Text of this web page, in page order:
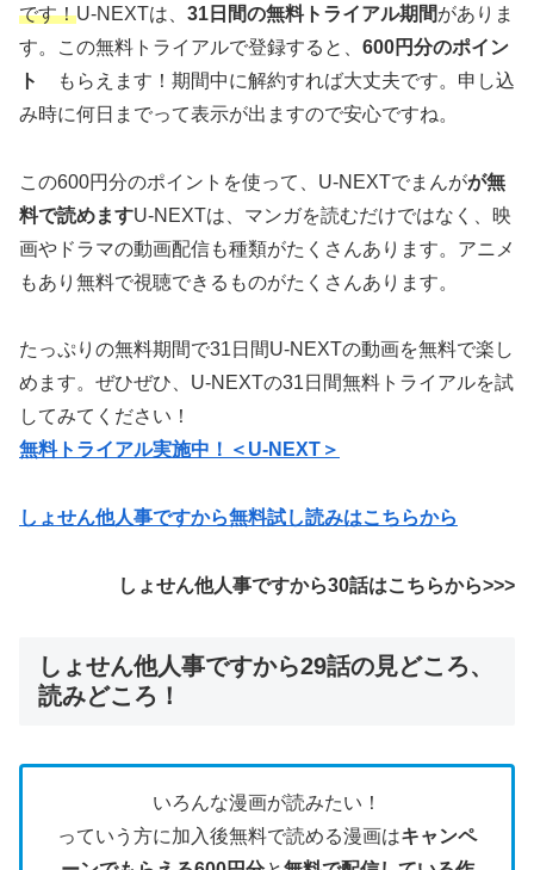
です！U-NEXTは、 31日間の無料トライアル期間がありま
す。この無料トライアルで登録すると、 600円分のポイン
ト
もらえます！期間中に解約すれば大丈夫です。申し込
み時に何日までって表示が出ますので安心ですね。
この600円分のポイントを使って、U-NEXTでまんがが無
料で読めますU-NEXTは、マンガを読むだけではなく、映
画やドラマの動画配信も種類がたくさんあります。アニメ
もあり無料で視聴できるものがたくさんあります。
たっぷりの無料期間で31日間U-NEXTの動画を無料で楽し
めます。ぜひぜひ、U-NEXTの31日間無料トライアルを試
してみてください！
無料トライアル実施中！＜U-NEXT＞
しょせん他人事ですから無料試し読みはこちらから
しょせん他人事ですから30話はこちらから>>>
しょせん他人事ですから29話の見どころ、
読みどころ！
いろんな漫画が読みたい！
っていう方に加入後無料で読める漫画はキャンペ